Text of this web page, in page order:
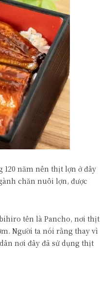
năm nên thịt lợn ở đây
chăn nuôi lợn, được
tên là Pancho, nơi thịt
Người ta nói rằng thay vì
nơi đây đã sử dụng thịt